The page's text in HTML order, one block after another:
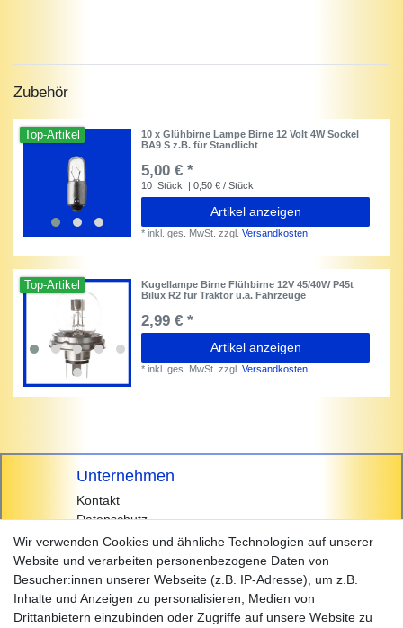
Zubehör
Top-Artikel
10 x Glühbirne Lampe Birne 12 Volt 4W Sockel
BA9 S z.B. für Standlicht
5,00 € *
10 Stück | 0,50 € / Stück
Artikel anzeigen
*inkl. ges. MwSt. zzgl.Versandkosten
Top-Artikel
Kugellampe Birne Flühbirne 12V 45/40W P45t
Bilux R2 für Traktor u.a. Fahrzeuge
2,99 € *
Artikel anzeigen
*inkl. ges. MwSt. zzgl.Versandkosten
Unternehmen
Kontakt
Datenschutz
AGB
Impressum
Einkaufen
Zahlungsarten
Wir verwenden Cookies und ähnliche Technologien auf unserer
Website und verarbeiten personenbezogene Daten von
Besucher:innen unserer Webseite (z.B. IP-Adresse), um z.B.
Inhalte und Anzeigen zu personalisieren, Medien von
Drittanbietern einzubinden oder Zugriffe auf unsere Website zu